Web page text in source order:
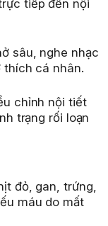
tiếp đến nội
sâu, nghe nhạc
thích cá nhân.
chỉnh nội tiết
trạng rối loạn
đỏ, gan, trứng,
máu do mất